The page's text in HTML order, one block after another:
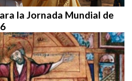
la Jornada Mundial de